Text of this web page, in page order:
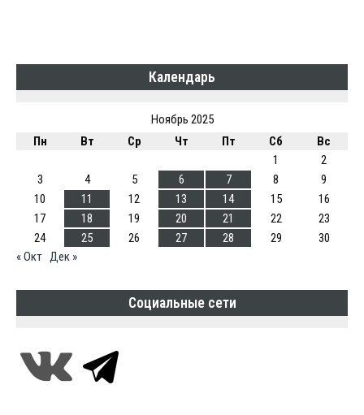
Календарь
Ноябрь 2025
Пн
Вт Ср Чт Пт Сб
Вс
1
2
3
4 5 6 7 8
9
10
11 12 13 14 15
16
17
18 19 20 21 22
23
24
25 26 27 28 29
30
« Окт Дек »
Социальные сети